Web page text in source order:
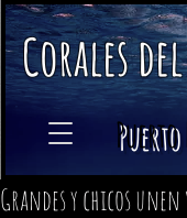
Coralesd
Puerto
Grandes y chicos